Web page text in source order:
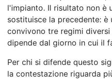
l'impianto. Il risultato non è
sostituisce la precedente: è
convivono tre regimi
dipende dal giorno in cui il
Per chi si difende questo
la contestazione riguarda